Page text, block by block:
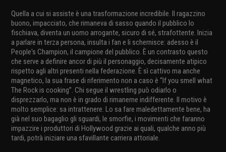
Quella a cui si assiste è una trasformazione incredibile. Il ragazzino
buono, impacciato, che rimaneva di sasso quando il pubblico lo
fischiava, diventa un uomo arrogante, sicuro di sé, strafottente. Inizia
a parlare in terza persona, insulta i fan e li schernisce: adesso è il
People's Champion, il campione del pubblico. È un contrasto questo
che serve a definire ancor di più il personaggio, decisamente atipico
rispetto agli altri presenti nella federazione. È sì cattivo ma anche
magnetico, la sua frase di riferimento non a caso è “If you smell what
The Rock is cooking”. Chi segue il wrestling può odiarlo o
disprezzarlo, ma non è in grado di rimanerne indifferente. Il motivo è
molto semplice: sa intrattenere. Lo sa fare maledettamente bene, ha
già nel suo bagaglio gli sguardi, le smorfie, i movimenti che faranno
impazzire i produttori di Hollywood grazie ai quali, qualche anno più
tardi, potrà iniziare una sfavillante carriera attoriale.